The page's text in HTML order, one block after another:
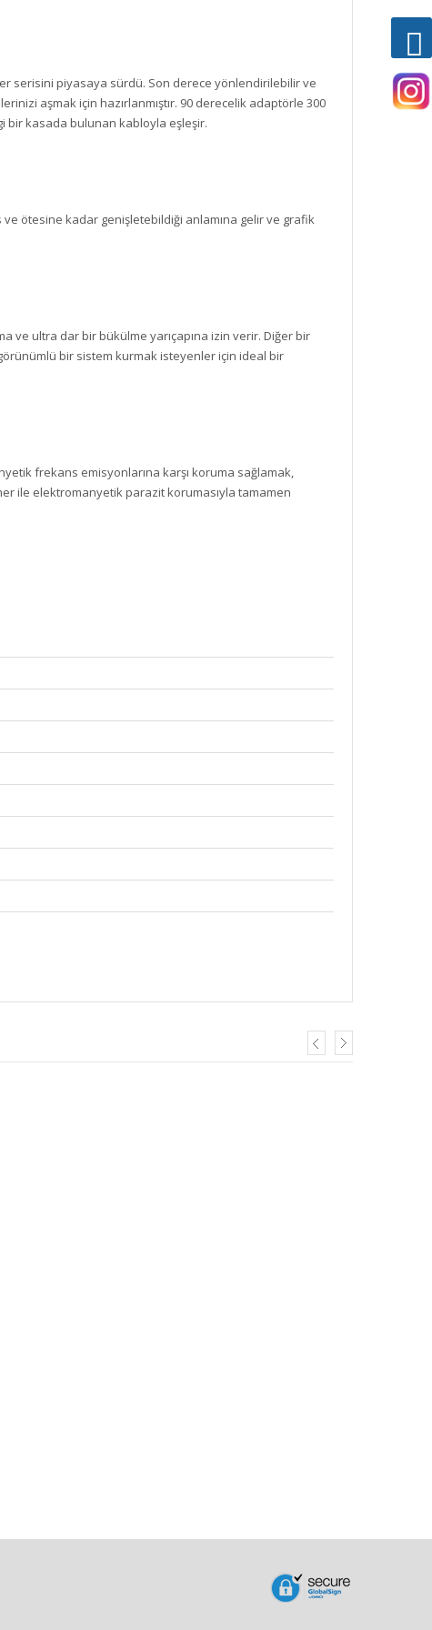
serisini piyasaya sürdü. Son derece yönlendirilebilir ve
aşmak için hazırlanmıştır. 90 derecelik adaptörle 300
bir kasada bulunan kabloyla eşleşir.
ve ötesine kadar genişletebildiği anlamına gelir ve grafik
ve ultra dar bir bükülme yarıçapına izin verir. Diğer bir
bir sistem kurmak isteyenler için ideal bir
frekans emisyonlarına karşı koruma sağlamak,
ile elektromanyetik parazit korumasıyla tamamen